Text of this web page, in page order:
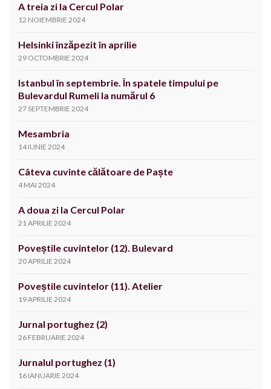
A treia zi la Cercul Polar
12 NOIEMBRIE 2024
Helsinki înzăpezit în aprilie
29 OCTOMBRIE 2024
Istanbul în septembrie. În spatele timpului pe
Bulevardul Rumeli la numărul 6
27 SEPTEMBRIE 2024
Mesambria
14 IUNIE 2024
Câteva cuvinte călătoare de Paște
4 MAI 2024
A doua zi la Cercul Polar
21 APRILIE 2024
Poveștile cuvintelor (12). Bulevard
20 APRILIE 2024
Poveștile cuvintelor (11). Atelier
19 APRILIE 2024
Jurnal portughez (2)
26 FEBRUARIE 2024
Jurnalul portughez (1)
16 IANUARIE 2024